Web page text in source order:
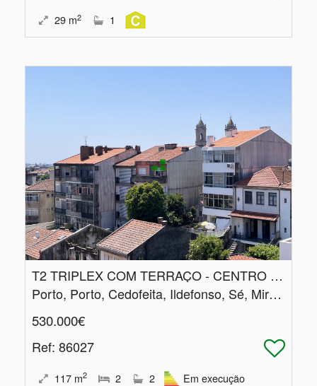
29 m2 1
T2 TRIPLEX COM TERRAÇO - CENTRO DO PORTO
Porto, Porto, Cedofeita, Ildefonso, Sé, Miragaia, Nicolau, Vitória
530.000€
Ref: 86027
117 m2 2 2 Em execução